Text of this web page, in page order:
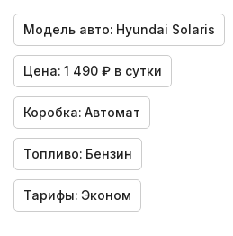
Модель авто: Hyundai Solaris
Цена: 1 490 ₽ в сутки
Коробка: Автомат
Топливо: Бензин
Тарифы: Эконом